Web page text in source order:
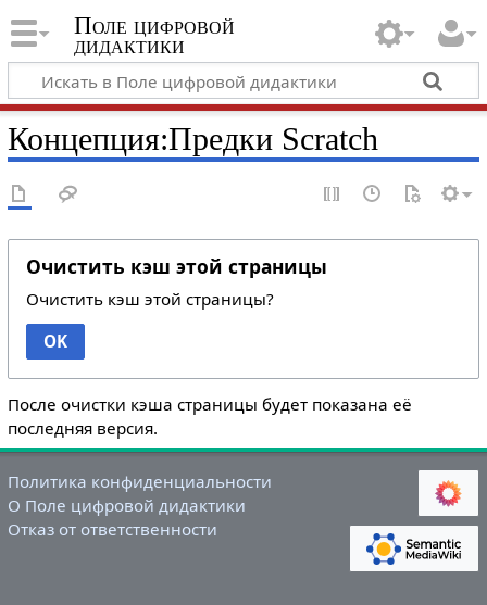
Поле цифровой
дидактики
Концепция:Предки Scratch
Очистить кэш этой страницы
Очистить кэш этой страницы?
OK
После очистки кэша страницы будет показана её
последняя версия.
Политика конфиденциальности
О Поле цифровой дидактики
Отказ от ответственности